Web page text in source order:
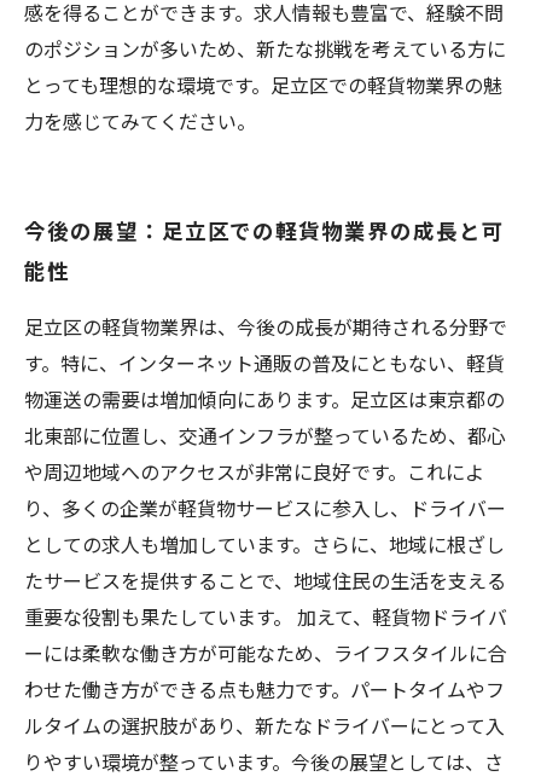
感を得ることができます。求人情報も豊富で、経験不問
のポジションが多いため、新たな挑戦を考えている方に
とっても理想的な環境です。足立区での軽貨物業界の魅
力を感じてみてください。
今後の展望：足立区での軽貨物業界の成長と可
能性
足立区の軽貨物業界は、今後の成長が期待される分野で
す。特に、インターネット通販の普及にともない、軽貨
物運送の需要は増加傾向にあります。足立区は東京都の
北東部に位置し、交通インフラが整っているため、都心
や周辺地域へのアクセスが非常に良好です。これによ
り、多くの企業が軽貨物サービスに参入し、ドライバー
としての求人も増加しています。さらに、地域に根ざし
たサービスを提供することで、地域住民の生活を支える
重要な役割も果たしています。 加えて、軽貨物ドライバ
ーには柔軟な働き方が可能なため、ライフスタイルに合
わせた働き方ができる点も魅力です。パートタイムやフ
ルタイムの選択肢があり、新たなドライバーにとって入
りやすい環境が整っています。今後の展望としては、さ